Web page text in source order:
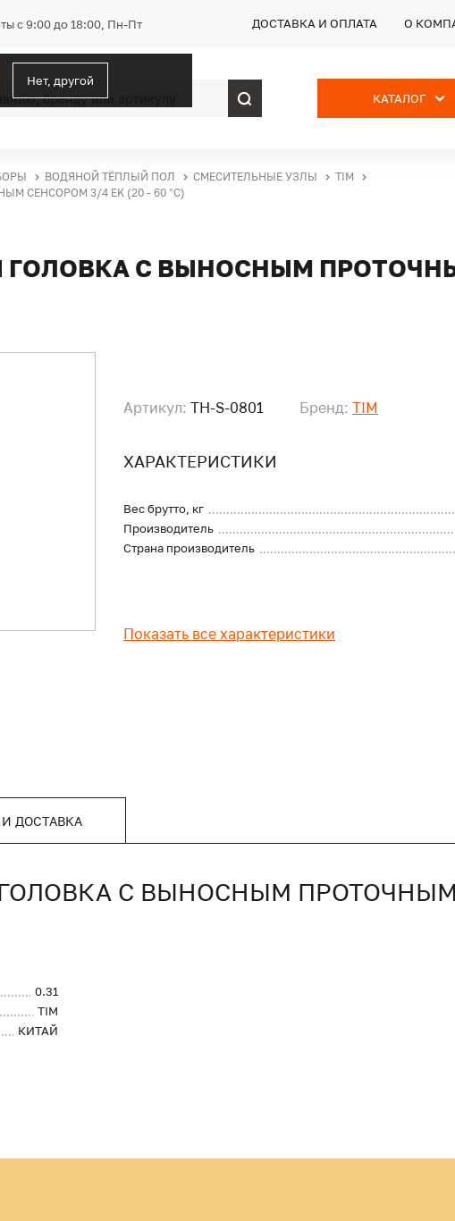
с 9:00 до 18:00, Пн-Пт
Нет, другой
ДОСТАВКА И ОПЛАТА О
КАТАЛОГ
ВОДЯНОЙ ТЁПЛЫЙ ПОЛ СМЕСИТЕЛЬНЫЕ УЗЛЫ
TIM
СЕНСОРОМ 3/4 EK (20 - 60 °C)
ГОЛОВКА С ВЫНОСНЫМ
Артикул: TH-S-0801 Бренд: TIM
ХАРАКТЕРИСТИКИ
Вес брутто, кг
Производитель
Страна производитель
Показать все характеристики
ДОСТАВКА
С ВЫНОСНЫМ ПРОТОЧНЫМ
0.31
TIM
КИТАЙ